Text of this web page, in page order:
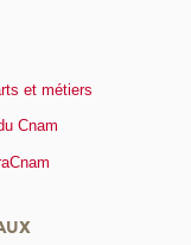
et métiers
Cnam